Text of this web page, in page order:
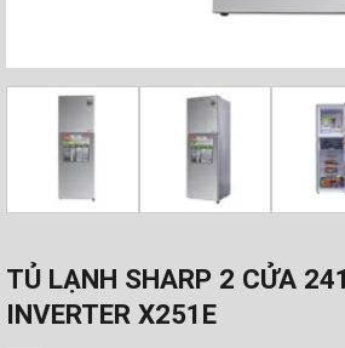
TỦ LẠNH SHARP 2 CỬA
INVERTER X251E